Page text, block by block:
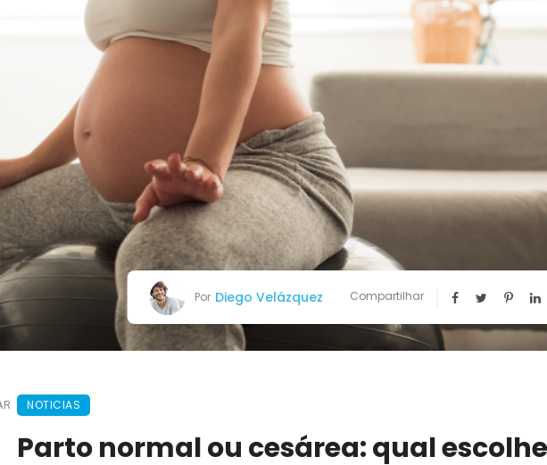
Por Diego Velázquez Compartilhar
NOTICIAS
Parto normal ou cesárea: qual